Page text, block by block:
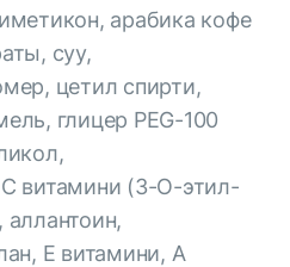
арабика кофе
суу,
цетил спирти,
глицер PEG-100
С витамини (3-О-этил-
Е витамини, А